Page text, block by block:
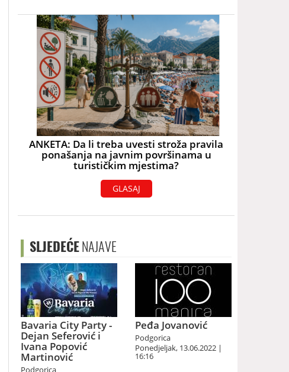
ANKETA: Da li treba uvesti stroža pravila
ponašanja na javnim površinama u
turističkim mjestima?
GLASAJ
SLJEDEĆENAJAVE
Bavaria City Party -
Dejan Seferović i
Ivana Popović
Martinović
Podgorica
Peđa Jovanović
Podgorica
Ponedjeljak, 13.06.2022 |
16:16